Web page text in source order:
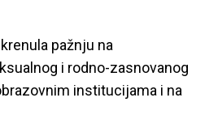
pažnju na
i rodno-zasnovanog
institucijama i na